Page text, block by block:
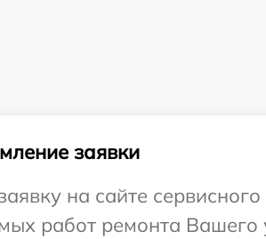
заявки
на сайте
работ ремонта Вашего